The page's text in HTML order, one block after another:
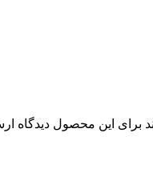
برای این محصول دیدگاه